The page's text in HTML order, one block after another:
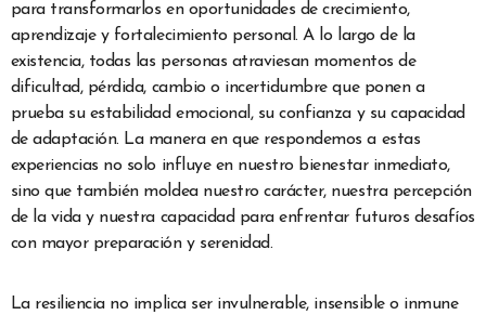
para transformarlos en oportunidades de crecimiento,
aprendizaje y fortalecimiento personal. A lo largo de la
existencia, todas las personas atraviesan momentos de
dificultad, pérdida, cambio o incertidumbre que ponen a
prueba su estabilidad emocional, su confianza y su capacidad
de adaptación. La manera en que respondemos a estas
experiencias no solo influye en nuestro bienestar inmediato,
sino que también moldea nuestro carácter, nuestra percepción
de la vida y nuestra capacidad para enfrentar futuros desafíos
con mayor preparación y serenidad.
La resiliencia no implica ser invulnerable, insensible o inmune